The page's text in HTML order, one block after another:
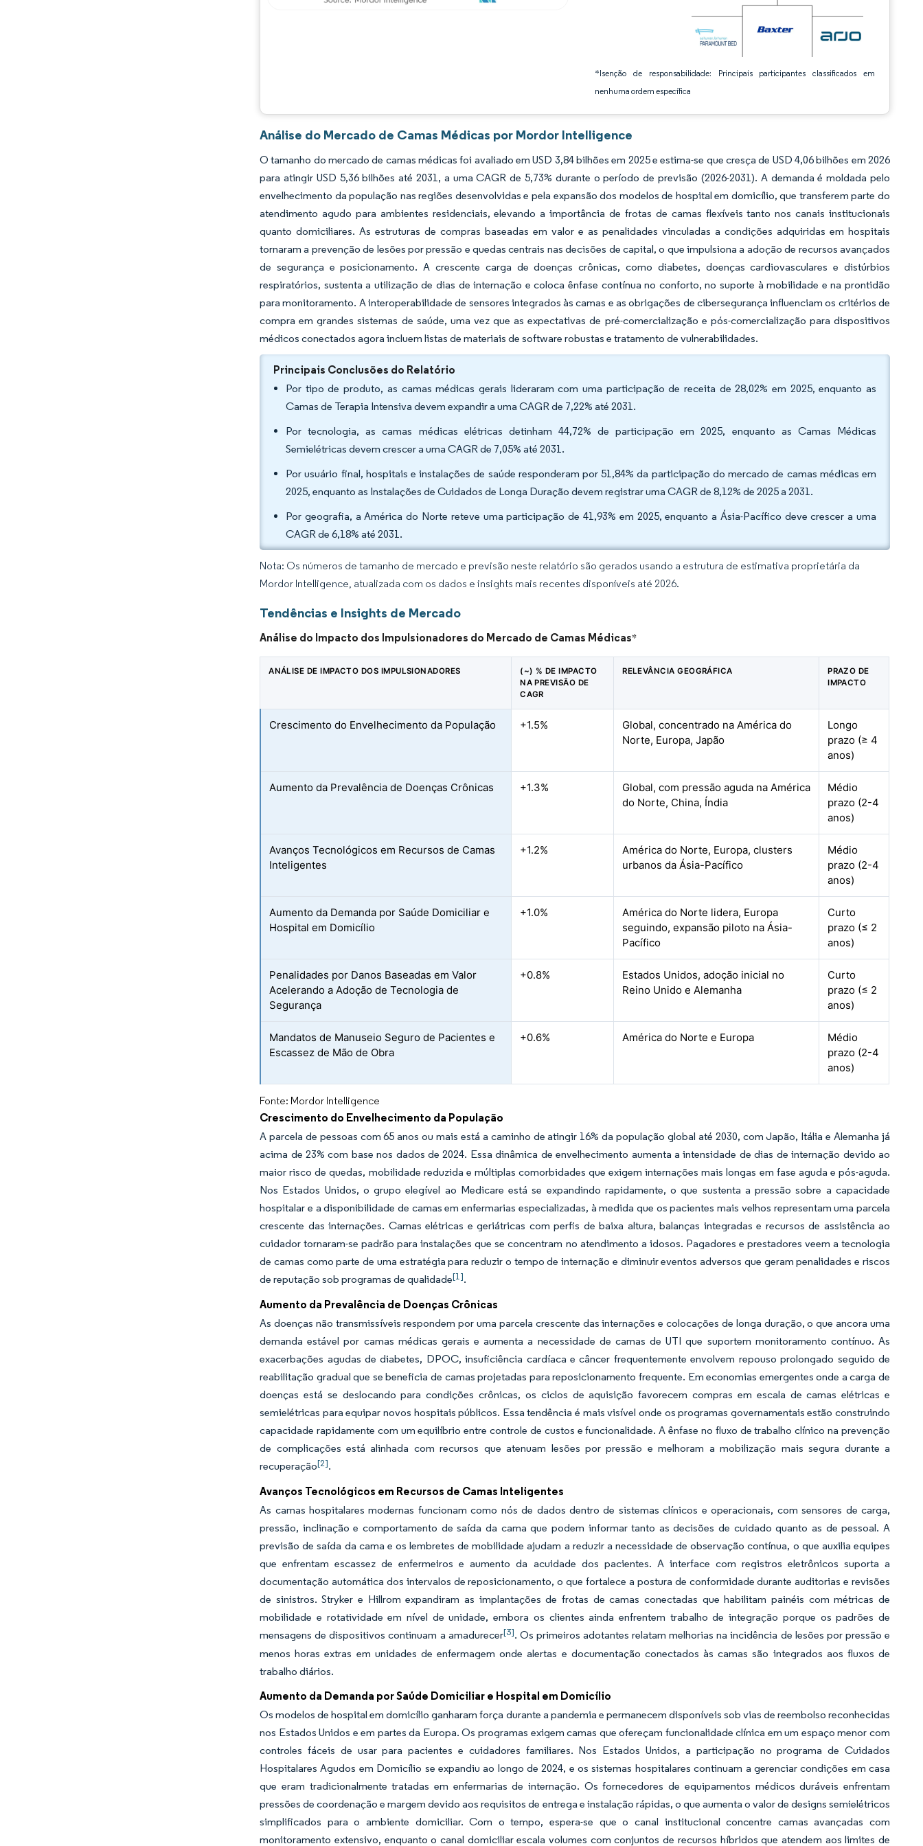
*Isenção de responsabilidade: Principais participantes classificados em
nenhuma ordem específica
Análise do Mercado de Camas Médicas por Mordor Intelligence
O tamanho do mercado de camas médicas foi avaliado em USD 3,84 bilhões em 2025 e estima-se que cresça de USD 4,06 bilhões em 2026
para atingir USD 5,36 bilhões até 2031, a uma CAGR de 5,73% durante o período de previsão (2026-2031). A demanda é moldada pelo
envelhecimento da população nas regiões desenvolvidas e pela expansão dos modelos de hospital em domicílio, que transferem parte do
atendimento agudo para ambientes residenciais, elevando a importância de frotas de camas flexíveis tanto nos canais institucionais
quanto domiciliares. As estruturas de compras baseadas em valor e as penalidades vinculadas a condições adquiridas em hospitais
tornaram a prevenção de lesões por pressão e quedas centrais nas decisões de capital, o que impulsiona a adoção de recursos avançados
de segurança e posicionamento. A crescente carga de doenças crônicas, como diabetes, doenças cardiovasculares e distúrbios
respiratórios, sustenta a utilização de dias de internação e coloca ênfase contínua no conforto, no suporte à mobilidade e na prontidão
para monitoramento. A interoperabilidade de sensores integrados às camas e as obrigações de cibersegurança influenciam os critérios de
compra em grandes sistemas de saúde, uma vez que as expectativas de pré-comercialização e pós-comercialização para dispositivos
médicos conectados agora incluem listas de materiais de software robustas e tratamento de vulnerabilidades.
Principais Conclusões do Relatório
Por tipo de produto, as camas médicas gerais lideraram com uma participação de receita de 28,02% em 2025, enquanto as
Camas de Terapia Intensiva devem expandir a uma CAGR de 7,22% até 2031.
Por tecnologia, as camas médicas elétricas detinham 44,72% de participação em 2025, enquanto as Camas Médicas
Semielétricas devem crescer a uma CAGR de 7,05% até 2031.
Por usuário final, hospitais e instalações de saúde responderam por 51,84% da participação do mercado de camas médicas em
2025, enquanto as Instalações de Cuidados de Longa Duração devem registrar uma CAGR de 8,12% de 2025 a 2031.
Por geografia, a América do Norte reteve uma participação de 41,93% em 2025, enquanto a Ásia-Pacífico deve crescer a uma
CAGR de 6,18% até 2031.
Nota: Os números de tamanho de mercado e previsão neste relatório são gerados usando a estrutura de estimativa proprietária da
Mordor Intelligence, atualizada com os dados e insights mais recentes disponíveis até 2026.
Tendências e Insights de Mercado
Análise do Impacto dos Impulsionadores do Mercado de Camas Médicas*
ANÁLISE DE IMPACTO DOS IMPULSIONADORES
(~) % DE IMPACTO
NA PREVISÃO DE
CAGR
RELEVÂNCIA GEOGRÁFICA
PRAZO DE
IMPACTO
Crescimento do Envelhecimento da População +1.5%
Global, concentrado na América do
Norte, Europa, Japão
Longo
prazo (≥ 4
anos)
Aumento da Prevalência de Doenças Crônicas +1.3%
Global, com pressão aguda na América
do Norte, China, Índia
Médio
prazo (2-4
anos)
Avanços Tecnológicos em Recursos de Camas
Inteligentes
+1.2%
América do Norte, Europa, clusters
urbanos da Ásia-Pacífico
Médio
prazo (2-4
anos)
Aumento da Demanda por Saúde Domiciliar e
Hospital em Domicílio
+1.0%
América do Norte lidera, Europa
seguindo, expansão piloto na Ásia-
Pacífico
Curto
prazo (≤ 2
anos)
Penalidades por Danos Baseadas em Valor
Acelerando a Adoção de Tecnologia de
Segurança
+0.8%
Estados Unidos, adoção inicial no
Reino Unido e Alemanha
Curto
prazo (≤ 2
anos)
Mandatos de Manuseio Seguro de Pacientes e
Escassez de Mão de Obra
+0.6% América do Norte e Europa
Médio
prazo (2-4
anos)
Fonte: Mordor Intelligence
Crescimento do Envelhecimento da População
A parcela de pessoas com 65 anos ou mais está a caminho de atingir 16% da população global até 2030, com Japão, Itália e Alemanha já
acima de 23% com base nos dados de 2024. Essa dinâmica de envelhecimento aumenta a intensidade de dias de internação devido ao
maior risco de quedas, mobilidade reduzida e múltiplas comorbidades que exigem internações mais longas em fase aguda e pós-aguda.
Nos Estados Unidos, o grupo elegível ao Medicare está se expandindo rapidamente, o que sustenta a pressão sobre a capacidade
hospitalar e a disponibilidade de camas em enfermarias especializadas, à medida que os pacientes mais velhos representam uma parcela
crescente das internações. Camas elétricas e geriátricas com perfis de baixa altura, balanças integradas e recursos de assistência ao
cuidador tornaram-se padrão para instalações que se concentram no atendimento a idosos. Pagadores e prestadores veem a tecnologia
de camas como parte de uma estratégia para reduzir o tempo de internação e diminuir eventos adversos que geram penalidades e riscos
de reputação sob programas de qualidade[1].
Aumento da Prevalência de Doenças Crônicas
As doenças não transmissíveis respondem por uma parcela crescente das internações e colocações de longa duração, o que ancora uma
demanda estável por camas médicas gerais e aumenta a necessidade de camas de UTI que suportem monitoramento contínuo. As
exacerbações agudas de diabetes, DPOC, insuficiência cardíaca e câncer frequentemente envolvem repouso prolongado seguido de
reabilitação gradual que se beneficia de camas projetadas para reposicionamento frequente. Em economias emergentes onde a carga de
doenças está se deslocando para condições crônicas, os ciclos de aquisição favorecem compras em escala de camas elétricas e
semielétricas para equipar novos hospitais públicos. Essa tendência é mais visível onde os programas governamentais estão construindo
capacidade rapidamente com um equilíbrio entre controle de custos e funcionalidade. A ênfase no fluxo de trabalho clínico na prevenção
de complicações está alinhada com recursos que atenuam lesões por pressão e melhoram a mobilização mais segura durante a
recuperação[2].
Avanços Tecnológicos em Recursos de Camas Inteligentes
As camas hospitalares modernas funcionam como nós de dados dentro de sistemas clínicos e operacionais, com sensores de carga,
pressão, inclinação e comportamento de saída da cama que podem informar tanto as decisões de cuidado quanto as de pessoal. A
previsão de saída da cama e os lembretes de mobilidade ajudam a reduzir a necessidade de observação contínua, o que auxilia equipes
que enfrentam escassez de enfermeiros e aumento da acuidade dos pacientes. A interface com registros eletrônicos suporta a
documentação automática dos intervalos de reposicionamento, o que fortalece a postura de conformidade durante auditorias e revisões
de sinistros. Stryker e Hillrom expandiram as implantações de frotas de camas conectadas que habilitam painéis com métricas de
mobilidade e rotatividade em nível de unidade, embora os clientes ainda enfrentem trabalho de integração porque os padrões de
mensagens de dispositivos continuam a amadurecer[3]. Os primeiros adotantes relatam melhorias na incidência de lesões por pressão e
menos horas extras em unidades de enfermagem onde alertas e documentação conectados às camas são integrados aos fluxos de
trabalho diários.
Aumento da Demanda por Saúde Domiciliar e Hospital em Domicílio
Os modelos de hospital em domicílio ganharam força durante a pandemia e permanecem disponíveis sob vias de reembolso reconhecidas
nos Estados Unidos e em partes da Europa. Os programas exigem camas que ofereçam funcionalidade clínica em um espaço menor com
controles fáceis de usar para pacientes e cuidadores familiares. Nos Estados Unidos, a participação no programa de Cuidados
Hospitalares Agudos em Domicílio se expandiu ao longo de 2024, e os sistemas hospitalares continuam a gerenciar condições em casa
que eram tradicionalmente tratadas em enfermarias de internação. Os fornecedores de equipamentos médicos duráveis enfrentam
pressões de coordenação e margem devido aos requisitos de entrega e instalação rápidas, o que aumenta o valor de designs semielétricos
simplificados para o ambiente domiciliar. Com o tempo, espera-se que o canal institucional concentre camas avançadas com
monitoramento extensivo, enquanto o canal domiciliar escala volumes com conjuntos de recursos híbridos que atendem aos limites de